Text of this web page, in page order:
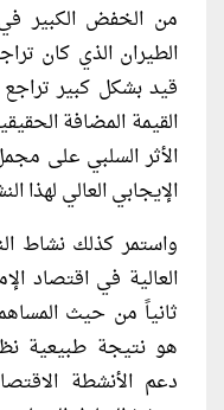
من الخفض الكبير
الطيران الذي كان
قيد بشكل كبير تراجع
القيمة المضافة
الأثر السلبي على
الإيجابي العالي لهذا
واستمر كذلك نشاط
ثانياً من حيث
هو نتيجة طبيعية
دعم الأنشطة